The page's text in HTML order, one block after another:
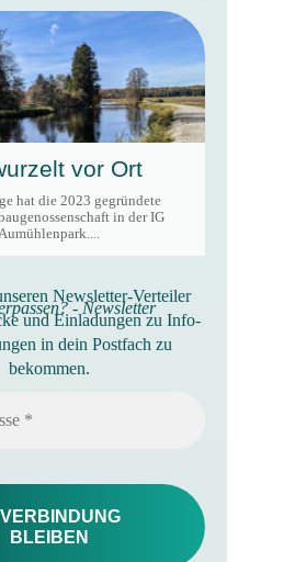
vor Ort
hat die 2023 gegründete
in der IG
Aumühlenpark....
- Newsletter
Newsletter-Verteiler
und Einladungen zu Info-
in dein Postfach zu
bekommen.